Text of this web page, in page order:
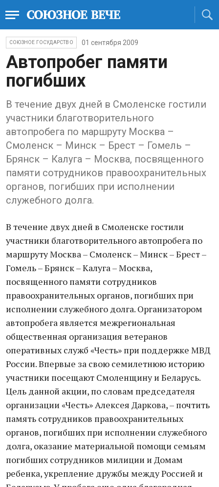
СОЮЗНОЕ ГОСУДАРСТВО 01 сентября 2009
Автопробег памяти
погибших
В течение двух дней в Смоленске гостили
участники благотворительного
автопробега по маршруту Москва –
Смоленск – Минск – Брест – Гомель –
Брянск – Калуга – Москва, посвященного
памяти сотрудников правоохранительных
органов, погибших при исполнении
служебного долга.
В течение двух дней в Смоленске гостили
участники благотворительного автопробега по
маршруту Москва – Смоленск – Минск – Брест –
Гомель – Брянск – Калуга – Москва,
посвященного памяти сотрудников
правоохранительных органов, погибших при
исполнении служебного долга. Организатором
автопробега является межрегиональная
общественная организация ветеранов
оперативных служб «Честь» при поддержке МВД
России. Впервые за свою семилетнюю историю
участники посещают Смоленщину и Беларусь.
Цель данной акции, по словам председателя
организации «Честь» Алексея Даркова, – почтить
память сотрудников правоохранительных
органов, погибших при исполнении служебного
долга, оказание материальной помощи семьям
погибших сотрудников милиции и Домам
ребенка, укрепление дружбы между Россией и